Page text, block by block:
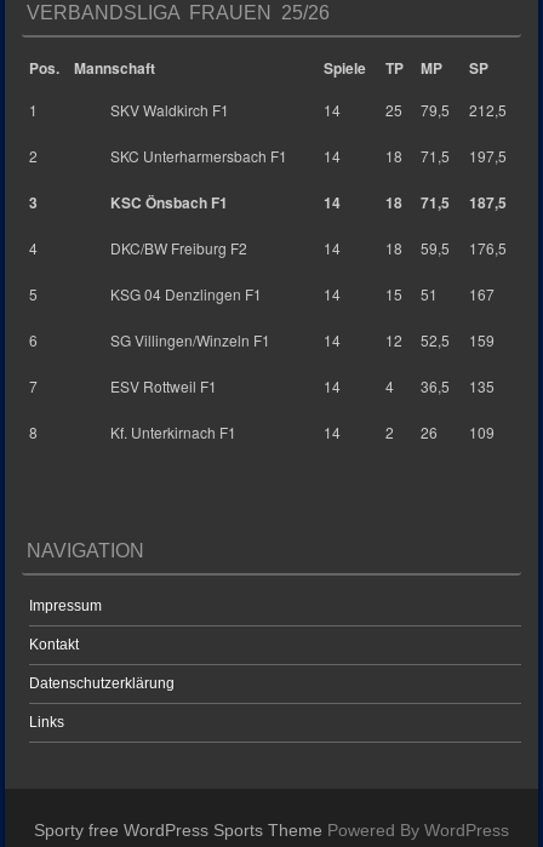
VERBANDSLIGA FRAUEN 25/26
Pos. Mannschaft Spiele TP MP SP
1 SKV Waldkirch F1 14 25 79,5 212,5
2 SKC Unterharmersbach F1 14 18 71,5 197,5
3 KSC Önsbach F1 14 18 71,5 187,5
4 DKC/BW Freiburg F2 14 18 59,5 176,5
5 KSG 04 Denzlingen F1 14 15 51 167
6 SG Villingen/Winzeln F1 14 12 52,5 159
7 ESV Rottweil F1 14 4 36,5 135
8 Kf. Unterkirnach F1 14 2 26 109
NAVIGATION
Impressum
Kontakt
Datenschutzerklärung
Links
Sporty free WordPress Sports Theme Powered By WordPress